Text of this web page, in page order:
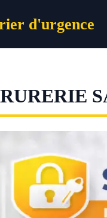
d'urgence